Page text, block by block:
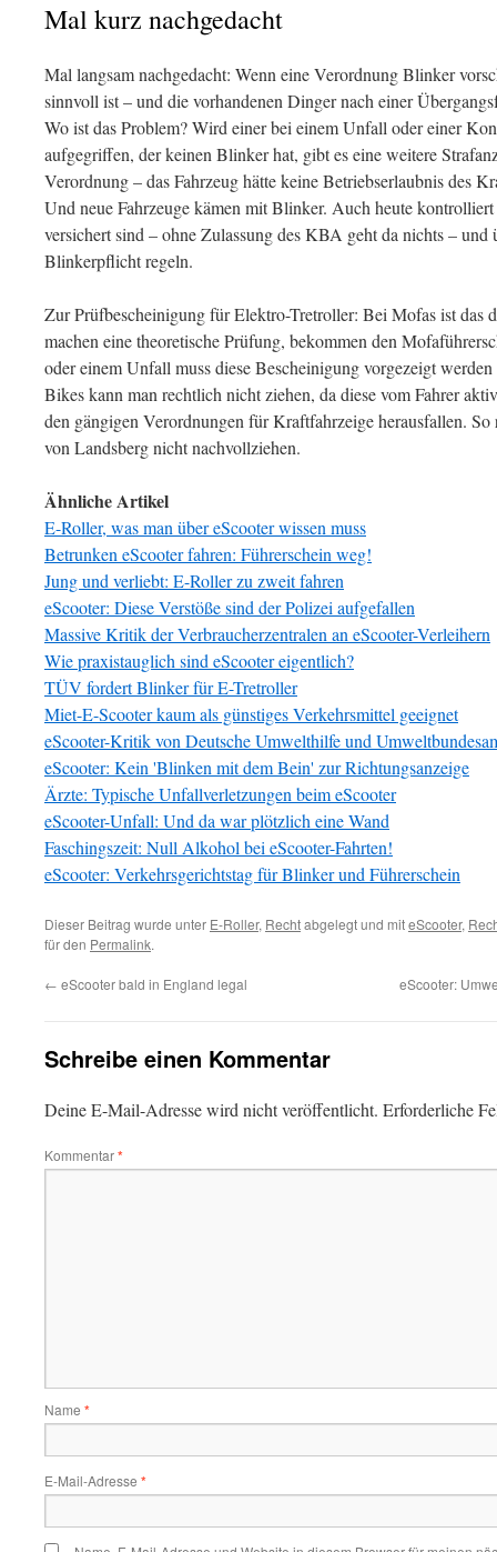
Mal kurz nachgedacht
Mal langsam nachgedacht: Wenn eine Verordnung Blinker
sinnvoll ist – und die vorhandenen Dinger nach einer
Wo ist das Problem? Wird einer bei einem Unfall oder einer
aufgegriffen, der keinen Blinker hat, gibt es eine weitere
Verordnung – das Fahrzeug hätte keine Betriebserlaubnis des
Und neue Fahrzeuge kämen mit Blinker. Auch heute
versichert sind – ohne Zulassung des KBA geht da nichts – und
Blinkerpflicht regeln.
Zur Prüfbescheinigung für Elektro-Tretroller: Bei Mofas ist das
machen eine theoretische Prüfung, bekommen den
oder einem Unfall muss diese Bescheinigung vorgezeigt
Bikes kann man rechtlich nicht ziehen, da diese vom Fahrer
den gängigen Verordnungen für Kraftfahrzeige herausfallen.
von Landsberg nicht nachvollziehen.
Ähnliche Artikel
E-Roller, was man über eScooter wissen muss
Betrunken eScooter fahren: Führerschein weg!
Jung und verliebt: E-Roller zu zweit fahren
eScooter: Diese Verstöße sind der Polizei aufgefallen
Massive Kritik der Verbraucherzentralen an eScooter-Verleihern
Wie praxistauglich sind eScooter eigentlich?
TÜV fordert Blinker für E-Tretroller
Miet-E-Scooter kaum als günstiges Verkehrsmittel geeignet
eScooter-Kritik von Deutsche Umwelthilfe und
eScooter: Kein 'Blinken mit dem Bein' zur Richtungsanzeige
Ärzte: Typische Unfallverletzungen beim eScooter
eScooter-Unfall: Und da war plötzlich eine Wand
Faschingszeit: Null Alkohol bei eScooter-Fahrten!
eScooter: Verkehrsgerichtstag für Blinker und Führerschein
Dieser Beitrag wurde unter E-Roller, Rechtabgelegt und miteScooter,
für den Permalink.
← eScooter bald in England legal eScooter:
Schreibe einen Kommentar
Deine E-Mail-Adresse wird nicht veröffentlicht. Erforderliche
Kommentar*
Name *
E-Mail-Adresse *